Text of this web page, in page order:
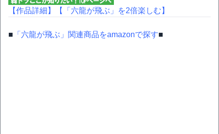
【作品詳細】 【「六龍が飛ぶ」を2倍楽しむ】
■ 「六龍が飛ぶ」関連商品をamazonで探す■